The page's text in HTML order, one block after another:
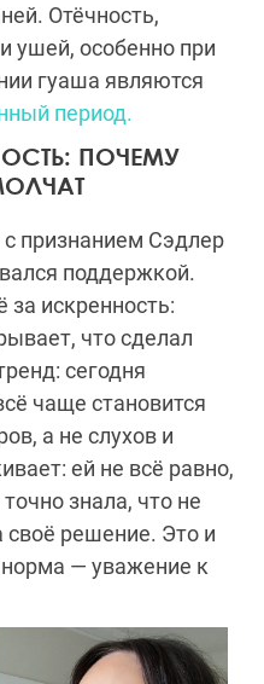
Отёчность,
ушей, особенно при
гуаша являются
период.
ПОЧЕМУ
признанием Сэдлер
поддержкой.
искренность:
что сделал
сегодня
чаще становится
а не слухов и
ей не всё равно,
знала, что не
своё решение. Это и
норма — уважение к